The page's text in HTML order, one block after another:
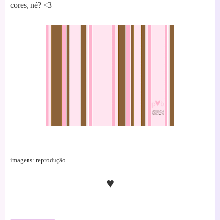
cores, né? <3
imagens: reprodução
♥